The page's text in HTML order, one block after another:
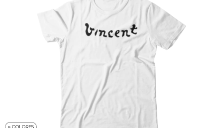
5 COLORES